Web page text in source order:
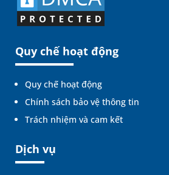
Quy chế hoạt động
Quy chế hoạt động
Chính sách bảo vệ thông tin
Trách nhiệm và cam kết
Dịch vụ